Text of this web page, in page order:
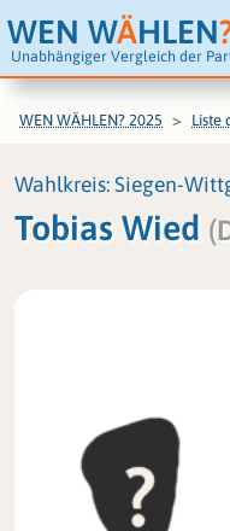
WEN WÄHLEN
Unabhängiger Vergleich der
WEN WÄHLEN? 2025 Liste
Wahlkreis: Siegen-
Tobias Wied